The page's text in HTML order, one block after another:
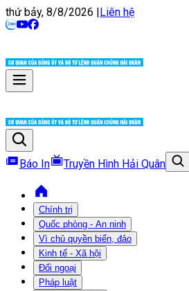
thứ bảy, 8/8/2026 |Liên hệ
Báo In Truyền Hình Hải Quân
Chính trị
Quốc phòng - An ninh
Vì chủ quyền biển, đảo
Kinh tế - Xã hội
Đối ngoại
Pháp luật